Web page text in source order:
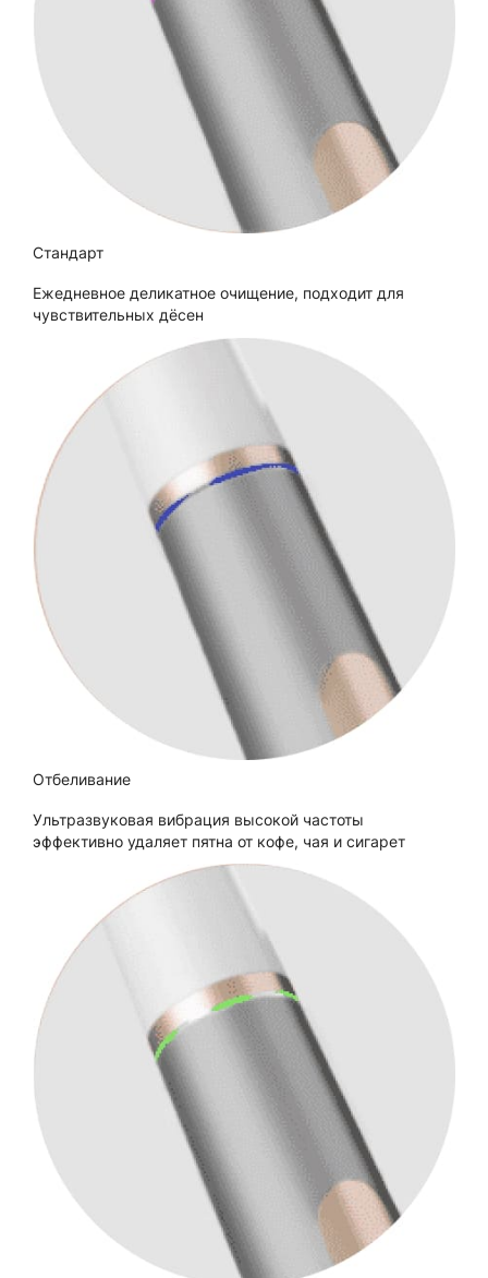
Стандарт
Ежедневное деликатное очищение, подходит для
чувствительных дёсен
Отбеливание
Ультразвуковая вибрация высокой частоты
эффективно удаляет пятна от кофе, чая и сигарет